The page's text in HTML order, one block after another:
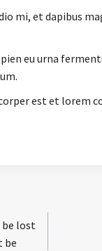
mi, et dapibus
eu urna
est et lorem
be lost
be